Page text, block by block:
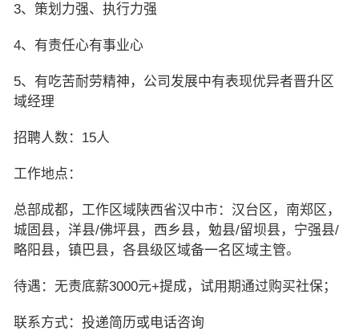
3、策划力强、执行力强
4、有责任心有事业心
5、有吃苦耐劳精神，公司发展中有表现优异者晋升区
域经理
招聘人数：15人
工作地点：
总部成都，工作区域陕西省汉中市：汉台区，南郑区，
城固县，洋县/佛坪县，西乡县，勉县/留坝县，宁强县/
略阳县，镇巴县，各县级区域备一名区域主管。
待遇：无责底薪3000元+提成，试用期通过购买社保；
联系方式：投递简历或电话咨询